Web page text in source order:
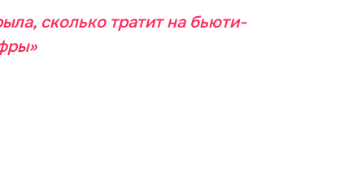
сколько тратит на бьюти-